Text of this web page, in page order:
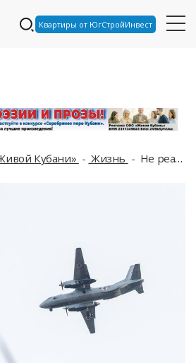
Квартиры от ЮгСтройИнвест
Кубани» Жизнь Не реагируйте: самолёт Ан-26 облетит аэропорт в Сочи